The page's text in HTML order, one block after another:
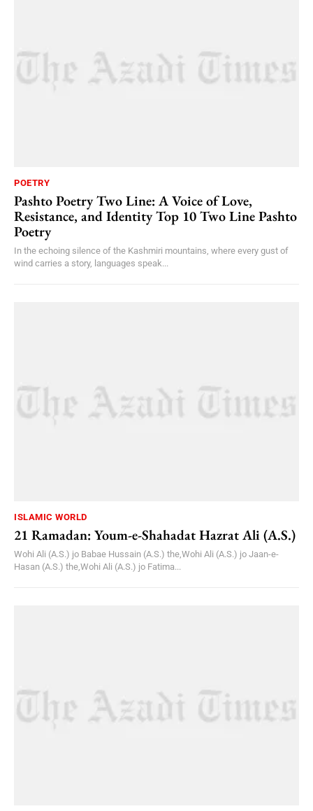
POETRY
Pashto Poetry Two Line: A Voice of Love,
Resistance, and Identity Top 10 Two Line Pashto
Poetry
In the echoing silence of the Kashmiri mountains, where every gust of
wind carries a story, languages speak...
ISLAMIC WORLD
21 Ramadan: Youm-e-Shahadat Hazrat Ali (A.S.)
Wohi Ali (A.S.) jo Babae Hussain (A.S.) the,Wohi Ali (A.S.) jo Jaan-e-
Hasan (A.S.) the,Wohi Ali (A.S.) jo Fatima...